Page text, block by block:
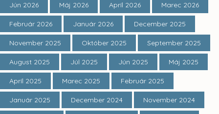
Jún 2026 Máj 2026 Apríl 2026 Marec 2026
Február 2026 Január 2026 December 2025
November 2025 Október 2025 September 2025
August 2025 Júl 2025 Jún 2025 Máj 2025
Apríl 2025 Marec 2025 Február 2025
Január 2025 December 2024 November 2024